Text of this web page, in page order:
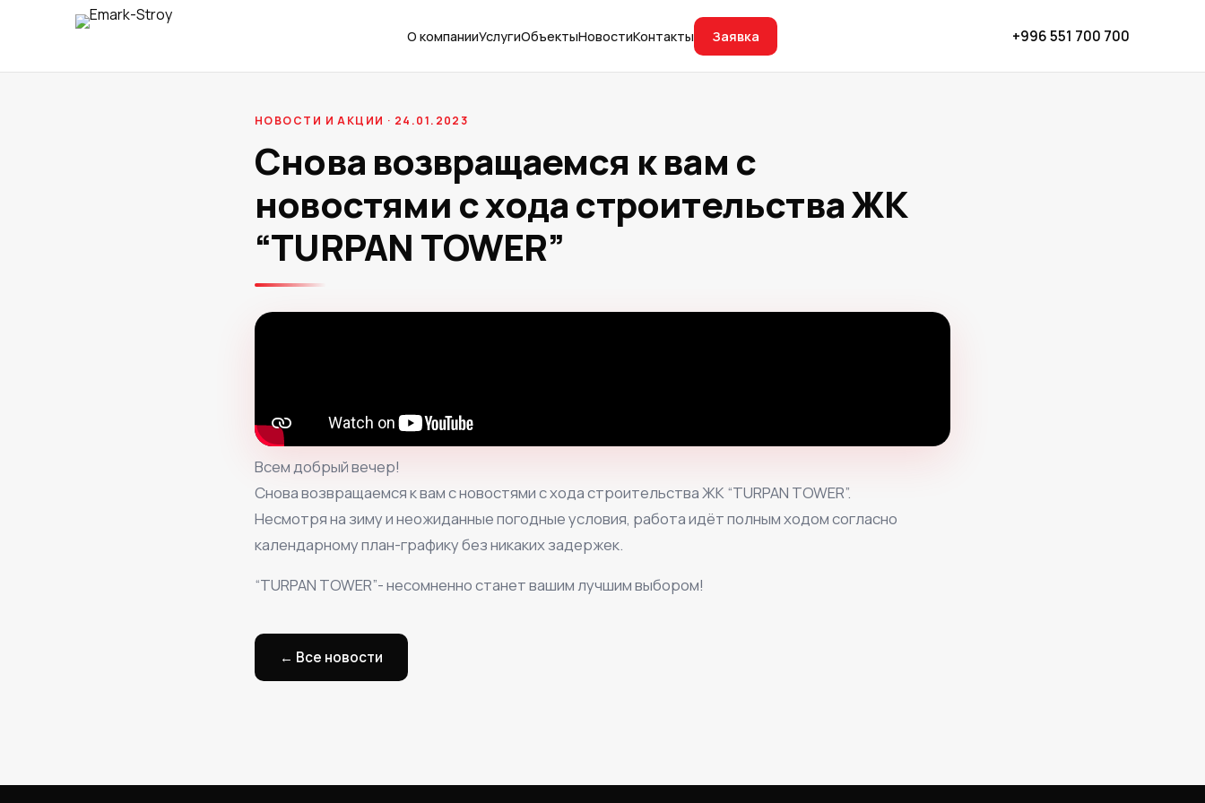
О компанииУслугиОбъектыНовостиКонтакты Заявка +996 551 700 700
НОВОСТИ И АКЦИИ · 24.01.2023
Снова возвращаемся к вам с
новостями с хода строительства ЖК
“TURPAN TOWER”
Всем добрый вечер!
Снова возвращаемся к вам с новостями с хода строительства ЖК “TURPAN TOWER”.
Несмотря на зиму и неожиданные погодные условия, работа идёт полным ходом согласно
календарному план-графику без никаких задержек.
“TURPAN TOWER”- несомненно станет вашим лучшим выбором!
← Все новости